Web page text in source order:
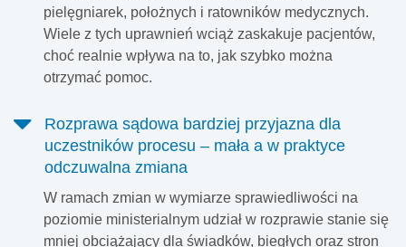
pielęgniarek, położnych i ratowników medycznych.
Wiele z tych uprawnień wciąż zaskakuje pacjentów,
choć realnie wpływa na to, jak szybko można
otrzymać pomoc.
Rozprawa sądowa bardziej przyjazna dla
uczestników procesu – mała a w praktyce
odczuwalna zmiana
W ramach zmian w wymiarze sprawiedliwości na
poziomie ministerialnym udział w rozprawie stanie się
mniej obciążający dla świadków, biegłych oraz stron